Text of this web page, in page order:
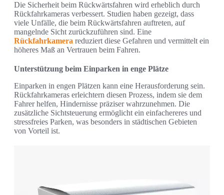
Die Sicherheit beim Rückwärtsfahren wird erheblich durch
Rückfahrkameras verbessert. Studien haben gezeigt, dass
viele Unfälle, die beim Rückwärtsfahren auftreten, auf
mangelnde Sicht zurückzuführen sind. Eine
Rückfahrkamera reduziert diese Gefahren und vermittelt ein
höheres Maß an Vertrauen beim Fahren.
Unterstützung beim Einparken in enge Plätze
Einparken in engen Plätzen kann eine Herausforderung sein.
Rückfahrkameras erleichtern diesen Prozess, indem sie dem
Fahrer helfen, Hindernisse präziser wahrzunehmen. Die
zusätzliche Sichtsteuerung ermöglicht ein einfachereres und
stressfreies Parken, was besonders in städtischen Gebieten
von Vorteil ist.